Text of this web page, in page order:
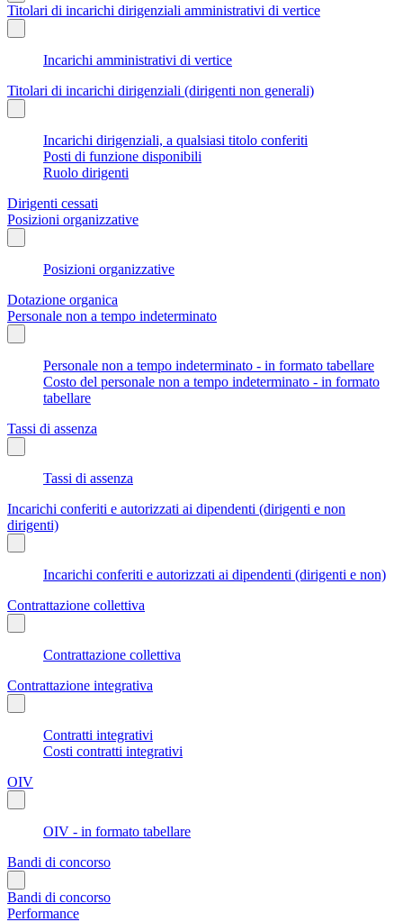
Titolari di incarichi dirigenziali amministrativi di vertice
Incarichi amministrativi di vertice
Titolari di incarichi dirigenziali (dirigenti non generali)
Incarichi dirigenziali, a qualsiasi titolo conferiti
Posti di funzione disponibili
Ruolo dirigenti
Dirigenti cessati
Posizioni organizzative
Posizioni organizzative
Dotazione organica
Personale non a tempo indeterminato
Personale non a tempo indeterminato - in formato tabellare
Costo del personale non a tempo indeterminato - in formato
tabellare
Tassi di assenza
Tassi di assenza
Incarichi conferiti e autorizzati ai dipendenti (dirigenti e non
dirigenti)
Incarichi conferiti e autorizzati ai dipendenti (dirigenti e non)
Contrattazione collettiva
Contrattazione collettiva
Contrattazione integrativa
Contratti integrativi
Costi contratti integrativi
OIV
OIV - in formato tabellare
Bandi di concorso
Bandi di concorso
Performance